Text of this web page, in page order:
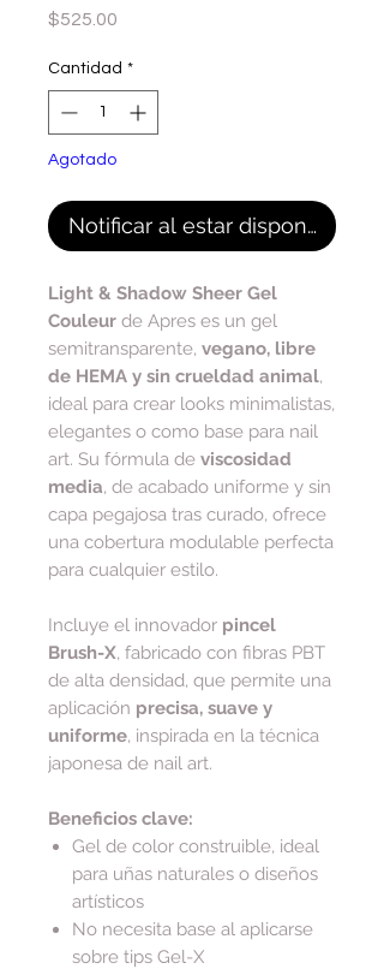
$525.00
Cantidad *
Agotado
Notificar al estar disponible
Light & Shadow Sheer Gel
Couleur de Apres es un gel
semitransparente, vegano, libre
de HEMA y sin crueldad animal,
ideal para crear looks minimalistas,
elegantes o como base para nail
art. Su fórmula de viscosidad
media, de acabado uniforme y sin
capa pegajosa tras curado, ofrece
una cobertura modulable perfecta
para cualquier estilo.
Incluye el innovador pincel
Brush-X, fabricado con fibras PBT
de alta densidad, que permite una
aplicación precisa, suave y
uniforme, inspirada en la técnica
japonesa de nail art.
Beneficios clave:
Gel de color construible, ideal
para uñas naturales o diseños
artísticos
No necesita base al aplicarse
sobre tips Gel-X